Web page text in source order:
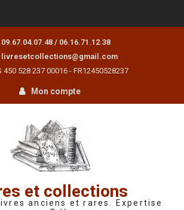
09.67.04.07.48 / 06.16.71.12.38
livresetcollections@gmail.com
450 528 237 00016 - FR12450528237
Mon compte
et collections
anciens et rares. Expertise